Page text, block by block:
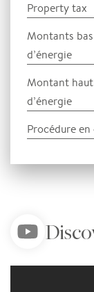
Property tax
Montants
d’énergie
Montant haut
d’énergie
Procédure en